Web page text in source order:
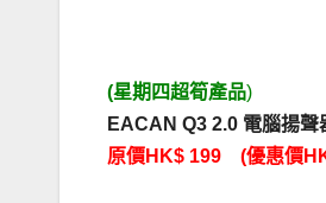
(星期四超筍產品)
EACAN Q3 2.0 電腦揚聲
原價HK$ 199 (優惠價